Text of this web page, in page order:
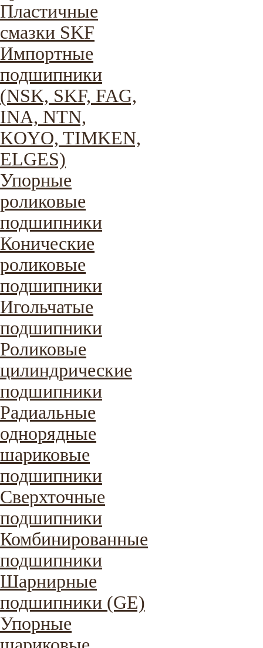
Пластичные
смазки SKF
Импортные
подшипники
(NSK, SKF, FAG,
INA, NTN,
KOYO, TIMKEN,
ELGES)
Упорные
роликовые
подшипники
Конические
роликовые
подшипники
Игольчатые
подшипники
Роликовые
цилиндрические
подшипники
Радиальные
однорядные
шариковые
подшипники
Сверхточные
подшипники
Комбинированные
подшипники
Шарнирные
подшипники (GE)
Упорные